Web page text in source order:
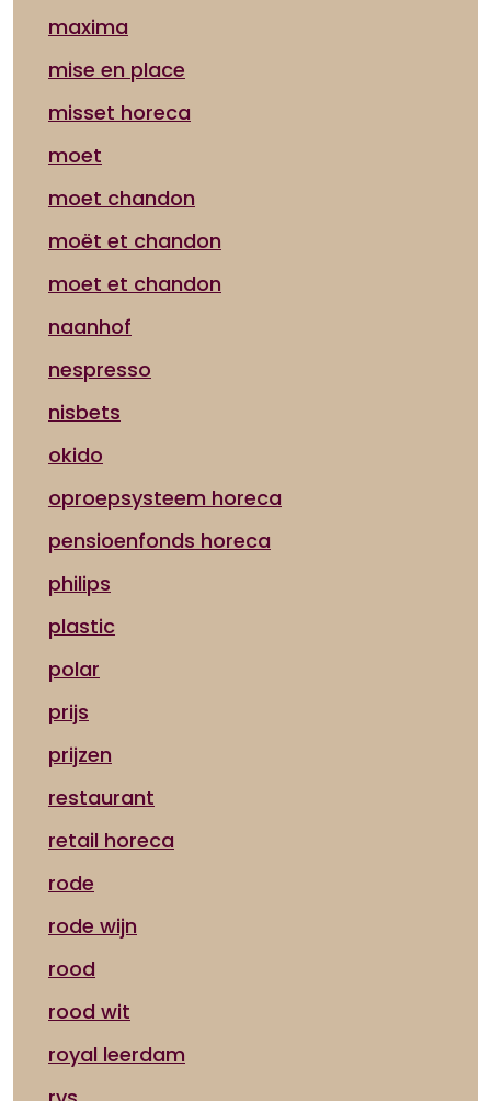
maxima
mise en place
misset horeca
moet
moet chandon
moët et chandon
moet et chandon
naanhof
nespresso
nisbets
okido
oproepsysteem horeca
pensioenfonds horeca
philips
plastic
polar
prijs
prijzen
restaurant
retail horeca
rode
rode wijn
rood
rood wit
royal leerdam